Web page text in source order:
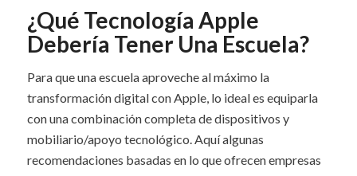
¿Qué Tecnología Apple
Debería Tener Una Escuela?
Para que una escuela aproveche al máximo la
transformación digital con Apple, lo ideal es equiparla
con una combinación completa de dispositivos y
mobiliario/apoyo tecnológico. Aquí algunas
recomendaciones basadas en lo que ofrecen empresas